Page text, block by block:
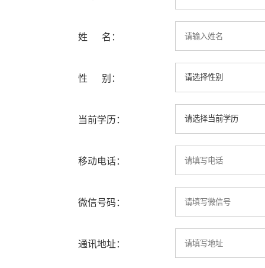
姓 名：
性 别：
当前学历：
移动电话：
微信号码：
通讯地址：